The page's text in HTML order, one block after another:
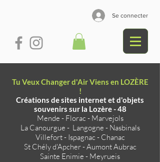
Se connecter
Tu Veux Changer d'Air Viens en LOZÈRE
!
Créations de sites internet et d'objets
souvenirs sur la Lozère - 48
Mende - Florac- Marvejols
La Canourgue - Langogne - Nasbinals
Villefort- Ispagnac- Chanac
St Chély d'Apcher-Aumont Aubrac
Sainte Enimie - Meyrueis